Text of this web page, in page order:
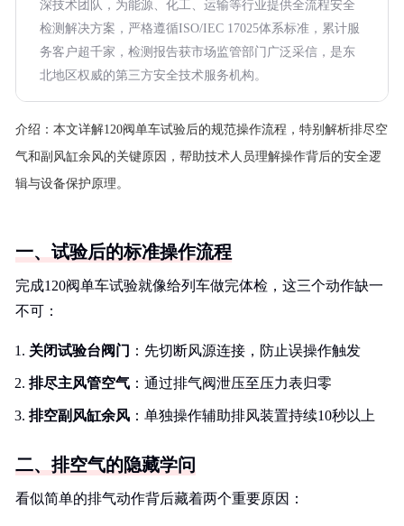
深技术团队，为能源、化工、运输等行业提供全流程安全
检测解决方案，严格遵循ISO/IEC 17025体系标准，累计服
务客户超千家，检测报告获市场监管部门广泛采信，是东
北地区权威的第三方安全技术服务机构。
介绍： 本文详解120阀单车试验后的规范操作流程，特别解析排尽空
气和副风缸余风的关键原因，帮助技术人员理解操作背后的安全逻
辑与设备保护原理。
一、试验后的标准操作流程
完成120阀单车试验就像给列车做完体检，这三个动作缺一
不可：
关闭试验台阀门 ：先切断风源连接，防止误操作触发
排尽主风管空气 ：通过排气阀泄压至压力表归零
排空副风缸余风 ：单独操作辅助排风装置持续10秒以上
二、排空气的隐藏学问
看似简单的排气动作背后藏着两个重要原因：